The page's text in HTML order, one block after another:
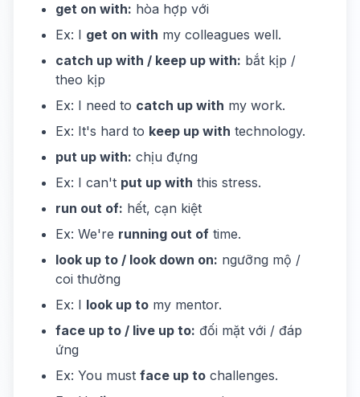
get on with: hòa hợp với
Ex: I get on with my colleagues well.
catch up with / keep up with: bắt kịp /
theo kịp
Ex: I need to catch up with my work.
Ex: It's hard to keep up with technology.
put up with: chịu đựng
Ex: I can't put up with this stress.
run out of: hết, cạn kiệt
Ex: We're running out of time.
look up to / look down on: ngưỡng mộ /
coi thường
Ex: I look up to my mentor.
face up to / live up to: đối mặt với / đáp
ứng
Ex: You must face up to challenges.